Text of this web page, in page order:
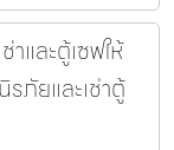
และตู้เซฟให้
ภัยและเช่าตู้